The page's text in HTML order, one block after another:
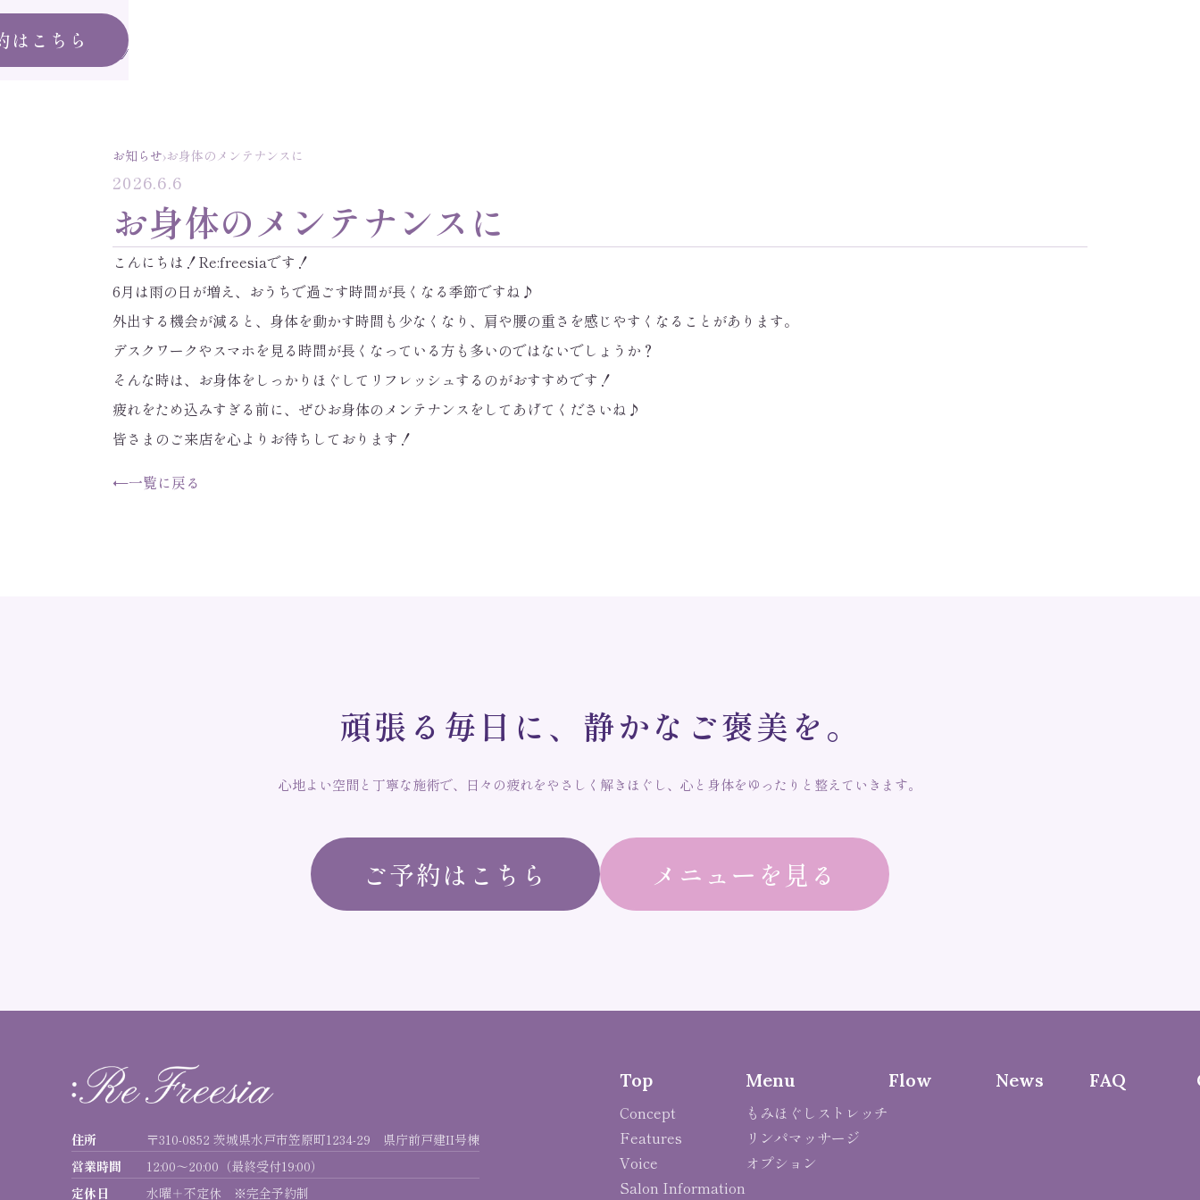
はこちら
お知らせ›お身体のメンテナンスに
2026.6.6
お身体のメンテナンスに
こんにちは！Re:freesiaです！
6月は雨の日が増え、おうちで過ごす時間が長くなる季節ですね♪
外出する機会が減ると、身体を動かす時間も少なくなり、肩や腰の重さを感じやすくなることがあります。
デスクワークやスマホを見る時間が長くなっている方も多いのではないでしょうか？
そんな時は、お身体をしっかりほぐしてリフレッシュするのがおすすめです！
疲れをため込みすぎる前に、ぜひお身体のメンテナンスをしてあげてくださいね♪
皆さまのご来店を心よりお待ちしております！
←一覧に戻る
頑張 る 毎日 に、 静かな ご褒美 を。
心地よい空間と丁寧な施術で、日々の疲れをやさしく解きほぐし、心と身体をゆったりと整えていきます。
ご予約はこちら メニューを見る
住所
〒310-0852 茨城県水戸市笠原町1234-29 県庁前戸建II号棟
営業時間
12:00〜20:00（最終受付19:00）
定休日
水曜＋不定休 ※完全予約制
Top
Concept
Features
Voice
Salon Information
Menu
もみほぐしストレッチ
リンパマッサージ
オプション
Flow News FAQ